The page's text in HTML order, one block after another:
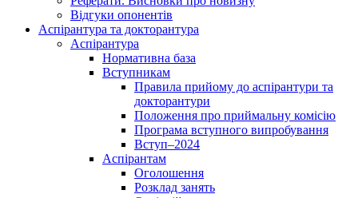
Відгуки опонентів
Аспірантура та докторантура
Аспірантура
Нормативна база
Вступникам
Правила прийому до аспірантури та
докторантури
Положення про приймальну комісію
Програма вступного випробування
Вступ–2024
Аспірантам
Оголошення
Розклад занять